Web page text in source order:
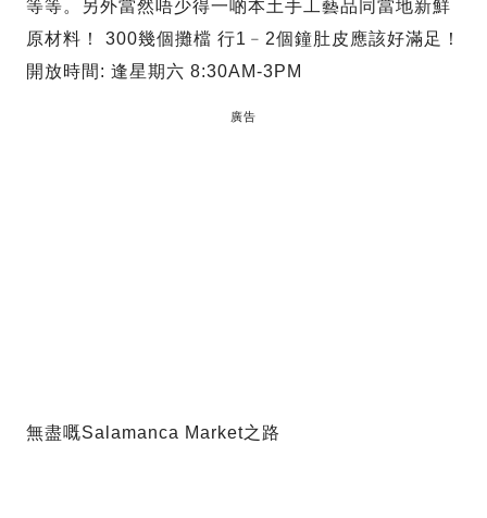
等等。另外當然唔少得一啲本土手工藝品同當地新鮮
原材料！ 300幾個攤檔 行1﹣2個鐘肚皮應該好滿足！
開放時間: 逢星期六 8:30AM-3PM
廣告
無盡嘅Salamanca Market之路